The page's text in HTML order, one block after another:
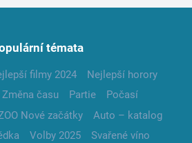
témata
filmy 2024
Nejlepší horory
Změna času Partie
Počasí
Nové začátky
Auto – katalog
Volby 2025
Svařené víno